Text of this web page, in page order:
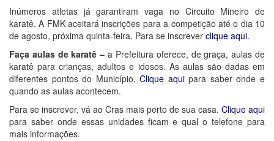
Inúmeros atletas já garantiram vaga no Circuito Mineiro de
karatê. A FMK aceitará inscrições para a competição até o dia 10
de agosto, próxima quinta-feira. Para se inscrever clique aqui.
Faça aulas de karatê – a Prefeitura oferece, de graça, aulas de
karatê para crianças, adultos e idosos. As aulas são dadas em
diferentes pontos do Município.Clique aquipara saber onde e
quando as aulas acontecem.
Para se inscrever, vá ao Cras mais perto de sua casa. Clique aqui
para saber onde essas unidades ficam e qual o telefone para
mais informações.